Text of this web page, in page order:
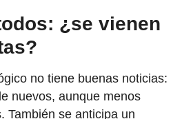
¿se vienen
no tiene buenas noticias:
nuevos, aunque menos
También se anticipa un